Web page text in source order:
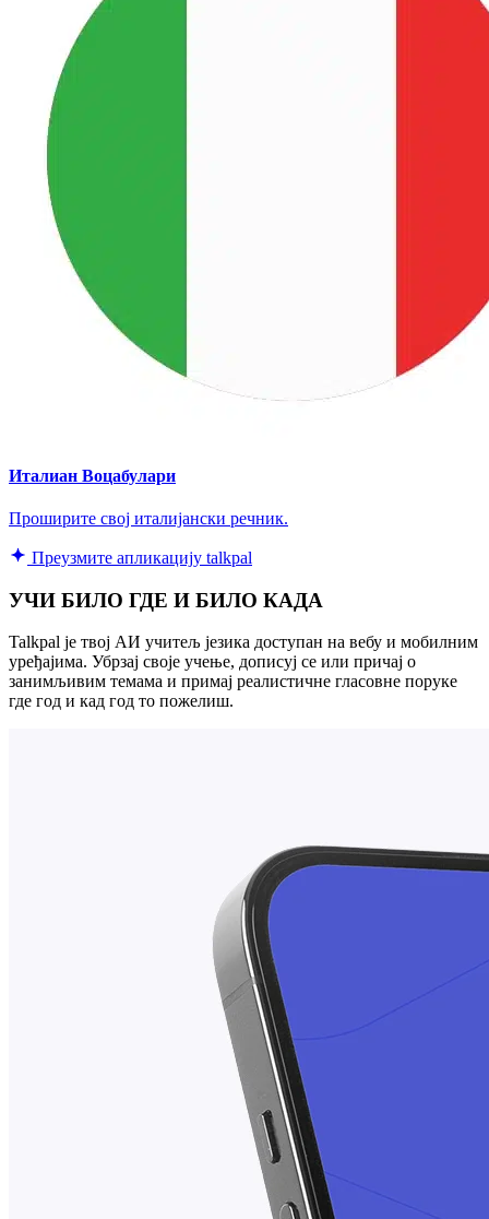
Италиан Воцабулари
Проширите свој италијански речник.
Преузмите апликацију talkpal
УЧИ БИЛО ГДЕ И БИЛО КАДА
Talkpal је твој АИ учитељ језика доступан на вебу и мобилним
уређајима. Убрзај своје учење, дописуј се или причај о
занимљивим темама и примај реалистичне гласовне поруке
где год и кад год то пожелиш.